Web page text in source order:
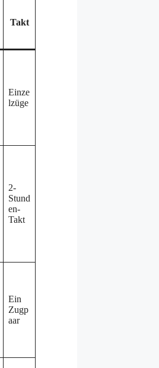
Takt
Einze
lzüge
2-
Stund
en-
Takt
Ein
Zugp
aar